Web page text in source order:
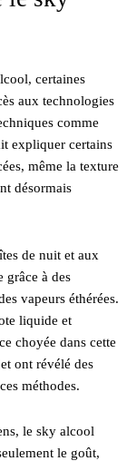
certaines
aux technologies
comme
expliquer certains
même la texture
désormais
de nuit et aux
grâce à des
vapeurs éthérées.
liquide et
choyée dans cette
ont révélé des
méthodes.
le sky alcool
le goût,